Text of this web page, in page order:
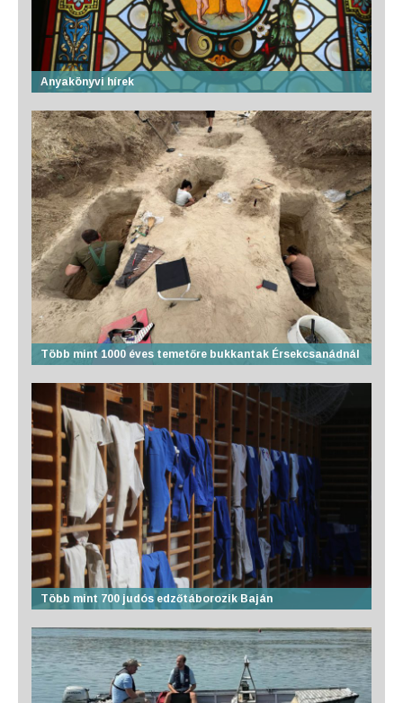
Anyakönyvi hírek
Több mint 1000 éves temetőre bukkantak Érsekcsanádnál
Több mint 700 judós edzőtáborozik Baján